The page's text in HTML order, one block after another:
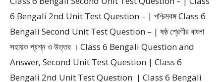
6 Bengali 2nd Unit Test Question – | পশ্চিমবঙ্গ Class 6
Bengali Second Unit Test Question – | ষষ্ঠ শ্রেণীর বাংলা
সহায়ক প্রশ্ন ও উত্তর । Class 6 Bengali Question and
Answer, Second Unit Test Question | Class 6
Bengali 2nd Unit Test Question | Class 6 Bengali